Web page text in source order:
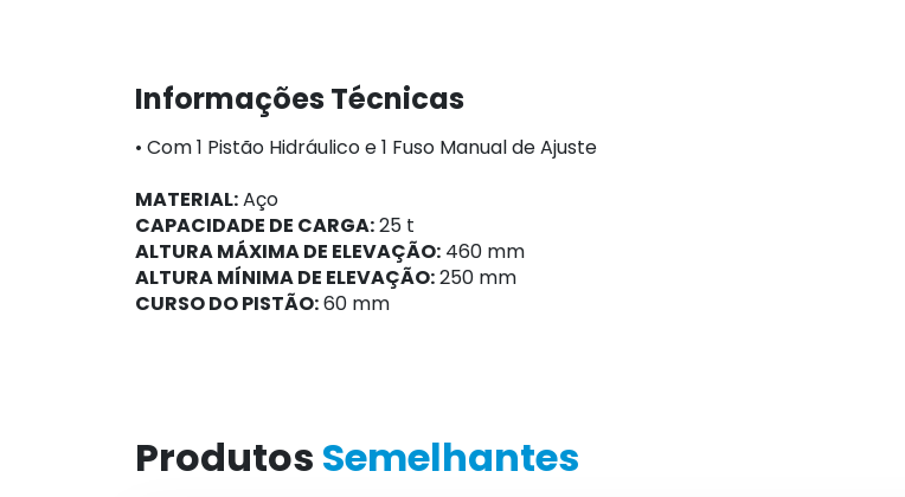
Informações Técnicas
• Com 1 Pistão Hidráulico e 1 Fuso Manual de Ajuste
MATERIAL:Aço
CAPACIDADE DE CARGA:25 t
ALTURA MÁXIMA DE ELEVAÇÃO: 460 mm
ALTURA MÍNIMA DE ELEVAÇÃO:250 mm
CURSO DO PISTÃO:60 mm
Produtos Semelhantes